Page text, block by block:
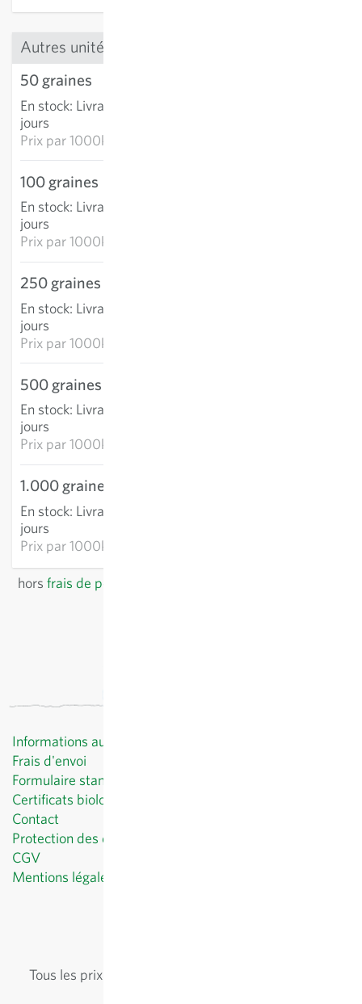
Autres unités
50 graines
En stock: Livraison 3-5
jours
Prix par1000k: 129,47 €
100 graines
En stock: Livraison 3-5
jours
Prix par1000k: 122,52 €
250 graines
En stock: Livraison 3-5
jours
Prix par1000k: 105,07 €
500 graines
En stock: Livraison 3-5
jours
Prix par1000k: 99,72 €
1.000 graines
En stock: Livraison 3-5
jours
Prix par1000k: 87,58 €
hors frais de port
Informations au client
Frais d'envoi
Formulaire standard de révocation
Certificats biologiques
Contact
Protection des données
CGV
Mentions légales
Tous les prix